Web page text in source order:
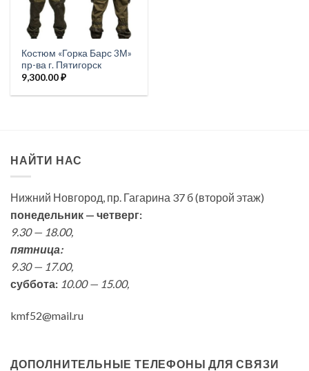
Костюм «Горка Барс 3М»
пр-ва г. Пятигорск
9,300.00₽
НАЙТИ НАС
Нижний Новгород, пр. Гагарина 37 б (второй этаж)
понедельник — четверг:
9.30 — 18.00,
пятница:
9.30 — 17.00,
суббота: 10.00 — 15.00,
kmf52@mail.ru
ДОПОЛНИТЕЛЬНЫЕ ТЕЛЕФОНЫ ДЛЯ СВЯЗИ